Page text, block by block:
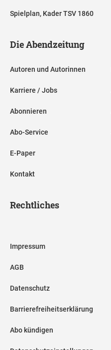
Spielplan, Kader TSV 1860
Die Abendzeitung
Autoren und Autorinnen
Karriere / Jobs
Abonnieren
Abo-Service
E-Paper
Kontakt
Rechtliches
Impressum
AGB
Datenschutz
Barrierefreiheitserklärung
Abo kündigen